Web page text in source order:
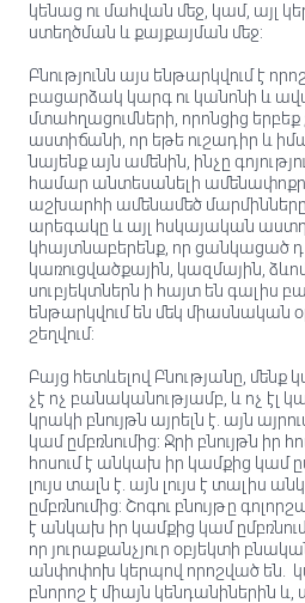
կենաց ու մահվան մեջ, կամ, այլ
ստեղծման և քայքայման մեջ:
Բնությունն այս ենթարկվում է
բացարձակ կարգ ու կանոնի և
մտահղացումների, որոնցից երբեք
աստիճանի, որ եթե ուշադիր և
նայենք այն ամենին, ինչը
համար անտեսանելի ամենափոքր
աշխարհի ամենամեծ
արեգակը և այլ հսկայական
կհայտնաբերենք, որ ցանկացած
կառուցվածքային, կազմային,
սուբյեկտներն ի հայտ են գալիս
ենթարկվում են մեկ միասնական
շեղվում:
Բայց հետևելով Բնությանը, մենք
չէ ոչ բանականությամբ, և ոչ էլ
կրակի բնույթն այրելն է. այն
կամ ըմբռնումից: Ջրի բնույթն իր
հոսում է անկախ իր կամքից կամ
լույս տալն է. այն լույս է տալիս
ըմբռնումից: Շոգու բնույթը
է անկախ իր կամքից կամ
որ յուրաքանչյուր օբյեկտի
անփոփոխ կերպով որոշված են.
բնորոշ է միայն կենդանիներին և,